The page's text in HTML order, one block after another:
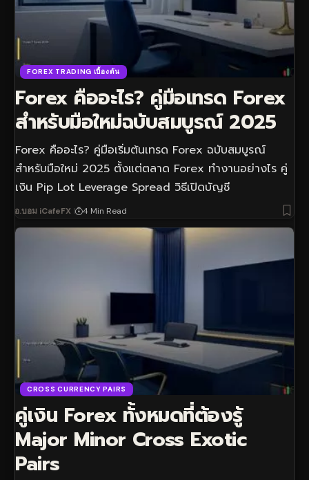
FOREX TRADING เบื้องต้น
Forex คืออะไร? คู่มือเทรด Forex
สำหรับมือใหม่ฉบับสมบูรณ์ 2025
Forex คืออะไร? คู่มือเริ่มต้นเทรด Forex ฉบับสมบูรณ์
สำหรับมือใหม่ 2025 ตั้งแต่ตลาด Forex ทำงานอย่างไร คู่
เงิน Pip Lot Leverage Spread วิธีเปิดบัญชี
อ.บอม iCafeFX 4 Min Read
CROSS CURRENCY PAIRS
คู่เงิน Forex ทั้งหมดที่ต้องรู้
Major Minor Cross Exotic
Pairs